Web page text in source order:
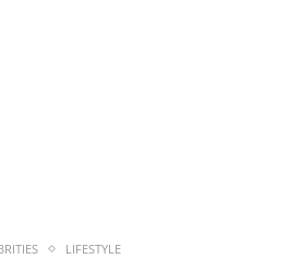
LIFESTYLE